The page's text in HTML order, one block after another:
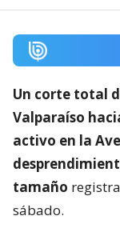
Un corte total
Valparaíso
activo en la
tamaño
sábado.